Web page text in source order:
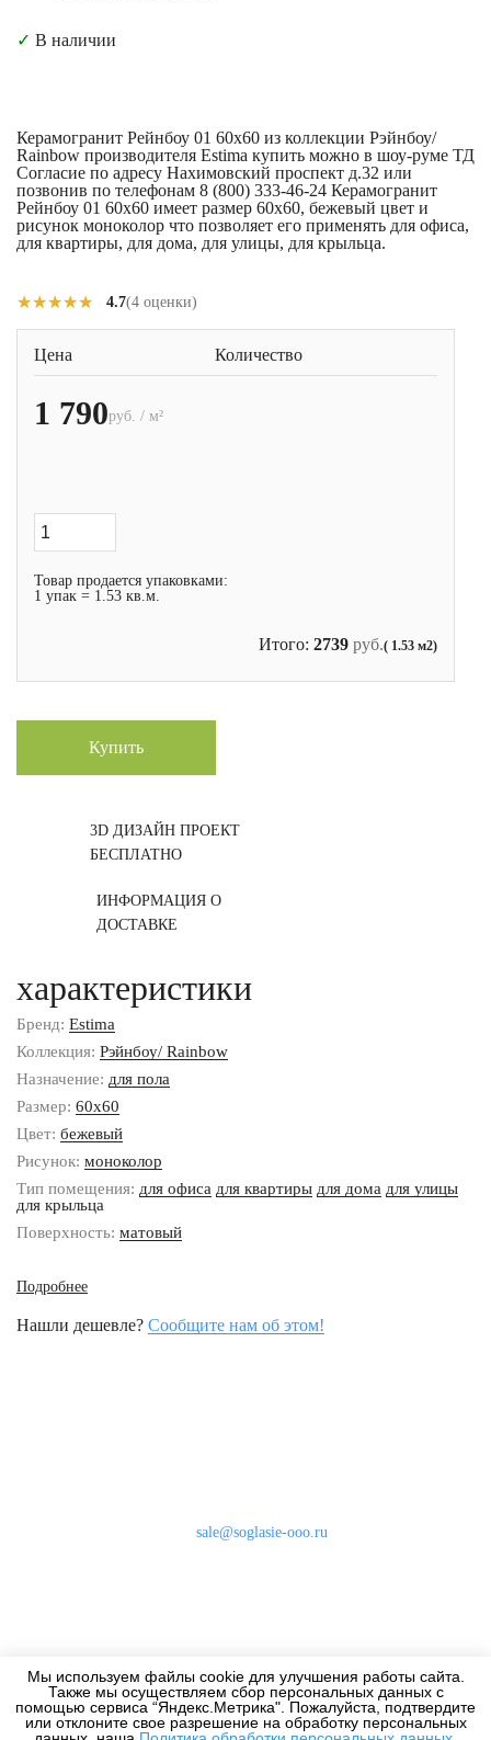
✓ В наличии
Керамогранит Рейнбоу 01 60x60 из коллекции Рэйнбоу/
Rainbow производителя Estima купить можно в шоу-руме ТД
Согласие по адресу Нахимовский проспект д.32 или
позвонив по телефонам 8 (800) 333-46-24 Керамогранит
Рейнбоу 01 60x60 имеет размер 60x60, бежевый цвет и
рисунок моноколор что позволяет его применять для офиса,
для квартиры, для дома, для улицы, для крыльца.
★★★★★
★★★★★ 4.7(4 оценки)
Цена Количество
1 790руб. / м²
Товар продается упаковками:
1 упак = 1.53 кв.м.
Итого: 2739 руб.( 1.53 м2)
Купить
3D ДИЗАЙН ПРОЕКТ
БЕСПЛАТНО
ИНФОРМАЦИЯ О
ДОСТАВКЕ
характеристики
Бренд: Estima
Коллекция: Рэйнбоу/ Rainbow
Назначение: для пола
Размер: 60x60
Цвет: бежевый
Рисунок: моноколор
Тип помещения: для офиса для квартиры для дома для улицы
для крыльца
Поверхность: матовый
Подробнее
Нашли дешевле? Сообщите нам об этом!
Мы используем файлы cookie для улучшения работы сайта.
Также мы осуществляем сбор персональных данных с
помощью сервиса “Яндекс.Метрика". Пожалуйста, подтвердите
или отклоните свое разрешение на обработку персональных
sale@soglasie-ooo.ru
Дизайнерам